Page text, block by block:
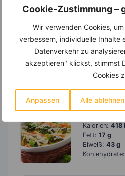
Cookie-Zustimmung –
Wir verwenden Cookies,
verbessern, individuelle Inhalte
Datenverkehr zu
akzeptieren" klickst, stimmst
Cookies
Anpassen Alle ablehnen
Zurück zur
Rezepte zu diesem Thema
Kalorien: 418
Fett: 17 g
Eiweiß: 43 g
Kohlehydrate: